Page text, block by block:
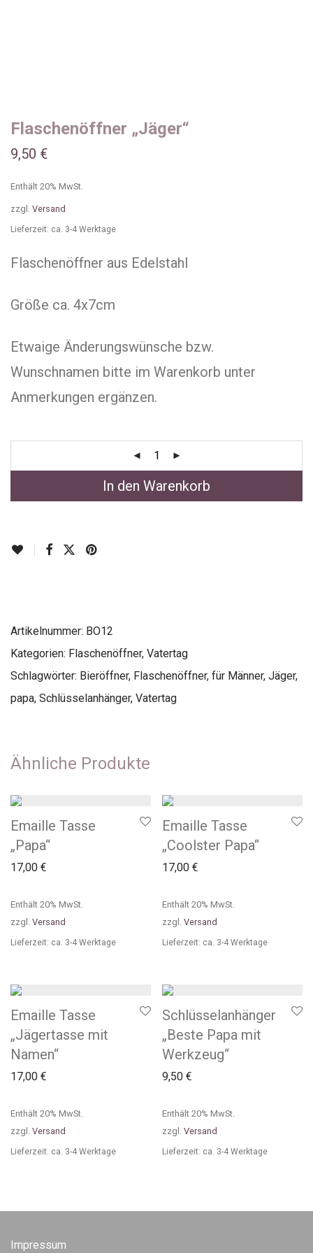
Flaschenöffner „Jäger“
9,50 €
Enthält 20% MwSt.
zzgl. Versand
Lieferzeit: ca. 3-4 Werktage
Flaschenöffner aus Edelstahl
Größe ca. 4x7cm
Etwaige Änderungswünsche bzw.
Wunschnamen bitte im Warenkorb unter
Anmerkungen ergänzen.
In den Warenkorb
Artikelnummer: BO12
Kategorien: Flaschenöffner, Vatertag
Schlagwörter: Bieröffner, Flaschenöffner, für Männer, Jäger,
papa, Schlüsselanhänger, Vatertag
Ähnliche Produkte
Emaille Tasse
„Papa“
17,00 €
Enthält 20% MwSt.
zzgl. Versand
Lieferzeit: ca. 3-4 Werktage
Emaille Tasse
„Coolster Papa“
17,00 €
Enthält 20% MwSt.
zzgl. Versand
Lieferzeit: ca. 3-4 Werktage
Emaille Tasse
„Jägertasse mit
Namen“
17,00 €
Enthält 20% MwSt.
zzgl. Versand
Lieferzeit: ca. 3-4 Werktage
Schlüsselanhänger
„Beste Papa mit
Werkzeug“
9,50 €
Enthält 20% MwSt.
zzgl. Versand
Lieferzeit: ca. 3-4 Werktage
Impressum